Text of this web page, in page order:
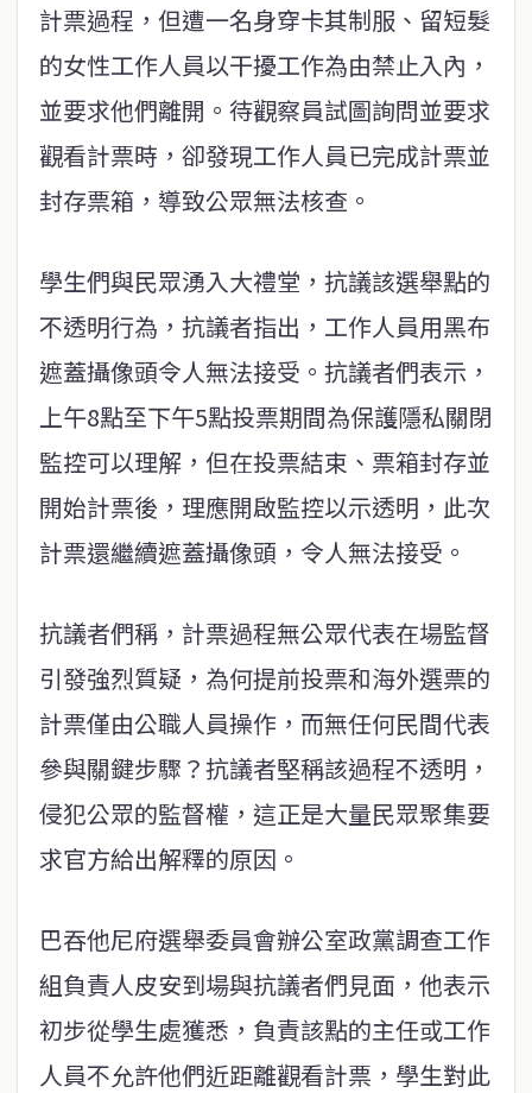
計票過程，但遭一名身穿卡其制服、留短髮
的女性工作人員以干擾工作為由禁止入內，
並要求他們離開。待觀察員試圖詢問並要求
觀看計票時，卻發現工作人員已完成計票並
封存票箱，導致公眾無法核查。
學生們與民眾湧入大禮堂，抗議該選舉點的
不透明行為，抗議者指出，工作人員用黑布
遮蓋攝像頭令人無法接受。抗議者們表示，
上午8點至下午5點投票期間為保護隱私關閉
監控可以理解，但在投票結束、票箱封存並
開始計票後，理應開啟監控以示透明，此次
計票還繼續遮蓋攝像頭，令人無法接受。
抗議者們稱，計票過程無公眾代表在場監督
引發強烈質疑，為何提前投票和海外選票的
計票僅由公職人員操作，而無任何民間代表
參與關鍵步驟？抗議者堅稱該過程不透明，
侵犯公眾的監督權，這正是大量民眾聚集要
求官方給出解釋的原因。
巴吞他尼府選舉委員會辦公室政黨調查工作
組負責人皮安到場與抗議者們見面，他表示
初步從學生處獲悉，負責該點的主任或工作
人員不允許他們近距離觀看計票，學生對此